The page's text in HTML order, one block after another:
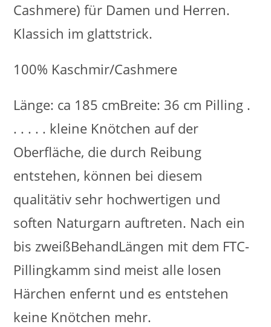
Cashmere) für Damen und Herren.
Klassich im glattstrick.
100% Kaschmir/Cashmere
Länge: ca 185 cmBreite: 36 cm Pilling .
. . . . . kleine Knötchen auf der
Oberfläche, die durch Reibung
entstehen, können bei diesem
qualitätiv sehr hochwertigen und
soften Naturgarn auftreten. Nach ein
bis zweißBehandLängen mit dem FTC-
Pillingkamm sind meist alle losen
Härchen enfernt und es entstehen
keine Knötchen mehr.